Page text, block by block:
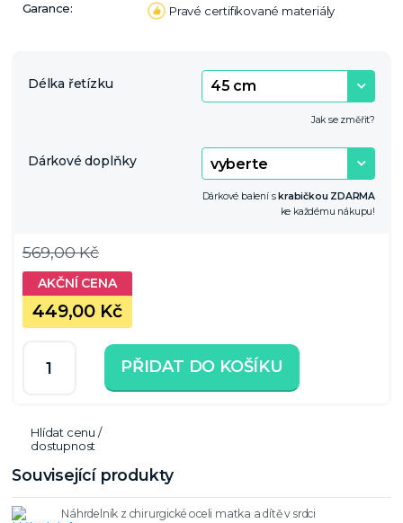
Garance: Pravé certifikované materiály
Délka řetízku
Jak se změřit?
Dárkové doplňky
Dárkové balení skrabičkou ZDARMA
ke každému nákupu!
449,00 Kč
569,00 Kč
PŘIDAT DO KOŠÍKU
Hlídat cenu /
dostupnost
Související produkty
Náhrdelník z chirurgické oceli matka a dítě v srdci